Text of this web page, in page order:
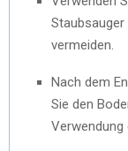
vermeiden.
Nach dem
Sie den
Verwendung